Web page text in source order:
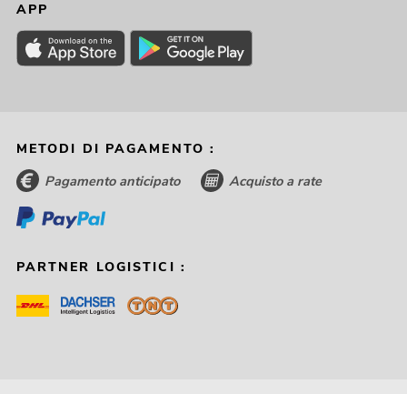
No. 11038832
APP
METODI DI PAGAMENTO :
Pagamento anticipato Acquisto a rate
PARTNER LOGISTICI :